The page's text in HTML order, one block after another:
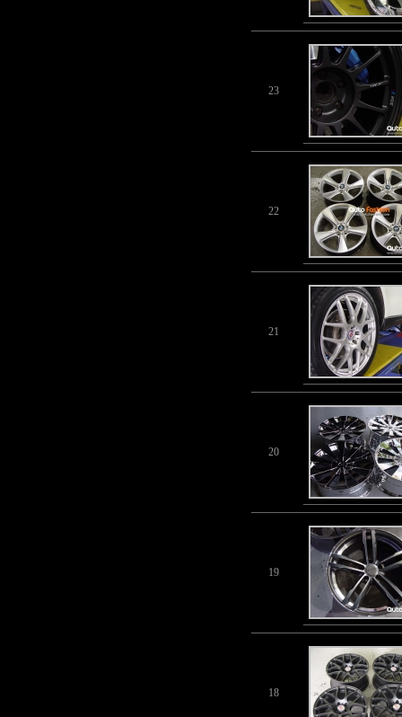
23
22
21
20
19
18